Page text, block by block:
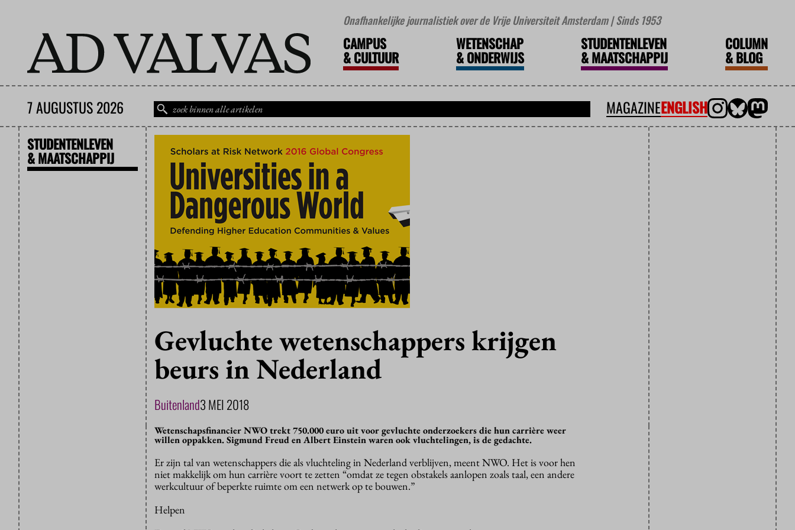
Onafhankelijke journalistiek over de Vrije Universiteit Amsterdam | Sinds 1953
CAMPUS
&CULTUUR
WETENSCHAP
&ONDERWIJS
STUDENTENLEVEN
&MAATSCHAPPIJ
COLUMN
&BLOG
7 AUGUSTUS 2026 MAGAZINEENGLISH
STUDENTENLEVEN
& MAATSCHAPPIJ
Gevluchte wetenschappers krijgen
beurs in Nederland
Buitenland3 MEI 2018
Wetenschapsfinancier NWO trekt 750.000 euro uit voor gevluchte onderzoekers die hun carrière weer
willen oppakken. Sigmund Freud en Albert Einstein waren ook vluchtelingen, is de gedachte.
Er zijn tal van wetenschappers die als vluchteling in Nederland verblijven, meent NWO. Het is voor hen
niet makkelijk om hun carrière voort te zetten “omdat ze tegen obstakels aanlopen zoals taal, een andere
werkcultuur of beperkte ruimte om een netwerk op te bouwen.”
Helpen